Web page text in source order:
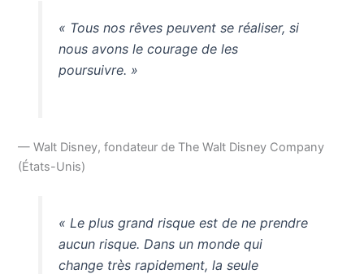
« Tous nos rêves peuvent se réaliser, si
nous avons le courage de les
poursuivre. »
— Walt Disney, fondateur de The Walt Disney Company
(États-Unis)
« Le plus grand risque est de ne prendre
aucun risque. Dans un monde qui
change très rapidement, la seule